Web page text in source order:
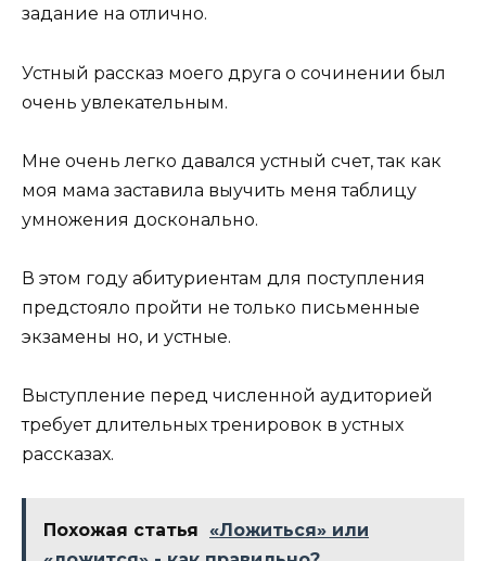
задание на отлично.
Устный рассказ моего друга о сочинении был
очень увлекательным.
Мне очень легко давался устный счет, так как
моя мама заставила выучить меня таблицу
умножения досконально.
В этом году абитуриентам для поступления
предстояло пройти не только письменные
экзамены но, и устные.
Выступление перед численной аудиторией
требует длительных тренировок в устных
рассказах.
Похожая статья
«Ложиться» или